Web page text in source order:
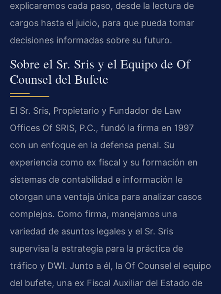
explicaremos cada paso, desde la lectura de
cargos hasta el juicio, para que pueda tomar
decisiones informadas sobre su futuro.
Sobre el Sr. Sris y el Equipo de Of
Counsel del Bufete
El Sr. Sris, Propietario y Fundador de Law
Offices Of SRIS, P.C., fundó la firma en 1997
con un enfoque en la defensa penal. Su
experiencia como ex fiscal y su formación en
sistemas de contabilidad e información le
otorgan una ventaja única para analizar casos
complejos. Como firma, manejamos una
variedad de asuntos legales y el Sr. Sris
supervisa la estrategia para la práctica de
tráfico y DWI. Junto a él, la Of Counsel el equipo
del bufete, una ex Fiscal Auxiliar del Estado de